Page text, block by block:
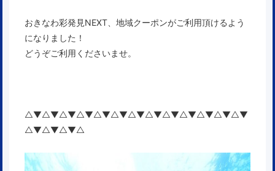
おきなわ彩発見NEXT、地域クーポンがご利用頂けるよう
になりました！
どうぞご利用くださいませ。
△▼△▼△▼△▼△▼△▼△▼△▼△▼△▼△▼△▼△▼
△▼△▼△▼△